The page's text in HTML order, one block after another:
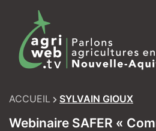
content
ACCUEIL SYLVAIN GIOUX
Webinaire SAFER «